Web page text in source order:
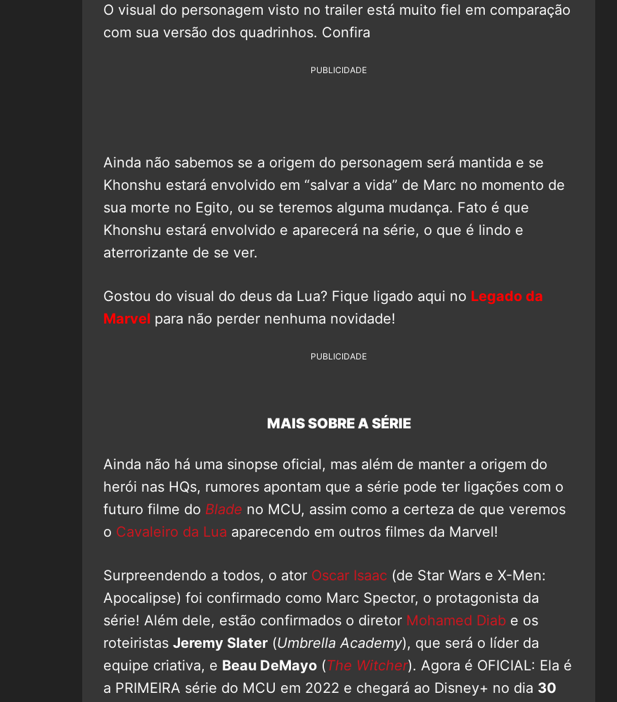
O visual do personagem visto no trailer está muito fiel em comparação
com sua versão dos quadrinhos. Confira
PUBLICIDADE
Ainda não sabemos se a origem do personagem será mantida e se
Khonshu estará envolvido em “salvar a vida” de Marc no momento de
sua morte no Egito, ou se teremos alguma mudança. Fato é que
Khonshu estará envolvido e aparecerá na série, o que é lindo e
aterrorizante de se ver.
Gostou do visual do deus da Lua? Fique ligado aqui no Legado da
Marvel para não perder nenhuma novidade!
PUBLICIDADE
MAIS SOBRE A SÉRIE
Ainda não há uma sinopse oficial, mas além de manter a origem do
herói nas HQs, rumores apontam que a série pode ter ligações com o
futuro filme do Blade no MCU, assim como a certeza de que veremos
o Cavaleiro da Lua aparecendo em outros filmes da Marvel!
Surpreendendo a todos, o ator Oscar Isaac (de Star Wars e X-Men:
Apocalipse) foi confirmado como Marc Spector, o protagonista da
série! Além dele, estão confirmados o diretor Mohamed Diab e os
roteiristas Jeremy Slater (Umbrella Academy), que será o líder da
equipe criativa, e Beau DeMayo (The Witcher). Agora é OFICIAL: Ela é
a PRIMEIRA série do MCU em 2022 e chegará ao Disney+ no dia 30